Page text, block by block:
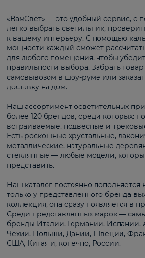
«ВамСвет» — это удобный сервис, с
легко выбрать светильник,
к вашему интерьеру. С помощью
мощности каждый сможет
для любого помещения, чтобы
правильности выбора. Забрать
самовывозом в шоу-руме или
доставку на дом.
Наш ассортимент осветительных
более 120 брендов, среди которых:
встраиваемые, подвесные и
Есть роскошные хрустальные,
металлические, натуральные
стеклянные — любые модели,
представить.
Наш каталог постоянно
только у представленного бренда
коллекция, она сразу появляется в
Среди представленных марок —
бренды Италии, Германии, Испании,
Чехии, Польши, Дании, Швеции,
США, Китая и, конечно, России.